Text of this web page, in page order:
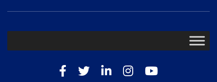
Facebook
TwitterLinkedIn
Instagram
Youtube